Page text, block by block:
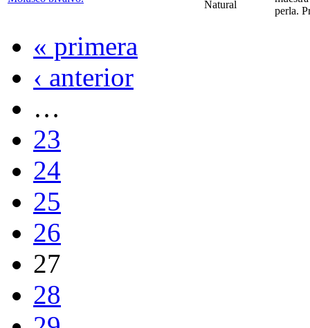
Natural
perla.
« primera
‹ anterior
…
23
24
25
26
27
28